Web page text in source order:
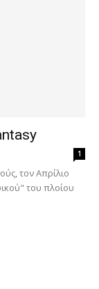
1
τον Απρίλιο
του πλοίου